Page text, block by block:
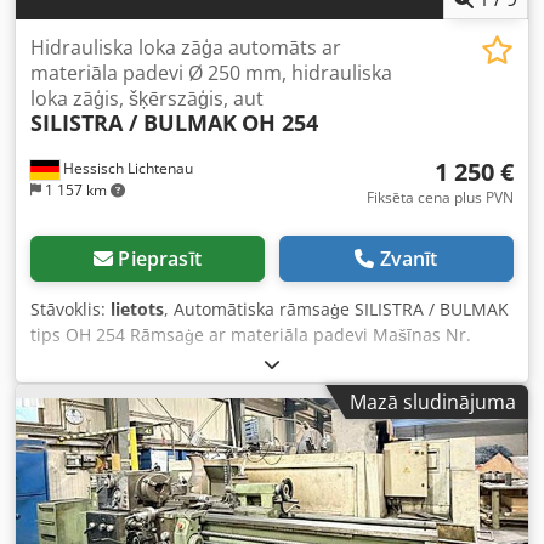
Hessisch Lichtenau
1 157 km
Hidrauliska loka zāģa automāts ar
materiāla padevi Ø 250 mm, hidrauliska
loka zāģis, šķērszāģis, aut
SILISTRA / BULMAK OH 254
1 250 €
Fiksēta cena plus PVN
Pieprasīt Zvanīt
Stāvoklis: lietots, Automātiska rāmsaģe SILISTRA / BULMAK
tips OH 254 Rāmsaģe ar materiāla padevi Mašīnas Nr.
862919 Ražošanas gads: 1986 Zāģēšanas diapazons - apaļš
Ø 250 mm Zāģēšanas diapazons - kvadrāts 250 x 250 mm
Griešanas ātrums 40 - 50 - 63 - 80 - 100 - 125 dubļi/min.
Zāģa asmens garums 450 mm Motora jauda 1,5 un 2,2 kW,
pārslēdzams polu skaits Tīkla pieslēgums 380 volti, 50 Hz
Dwedpfjwb Hxvex Alaja - Lineārs griezuma automāts tikai
90° griezumiem - Zāģēšanas motors ar 2 ātrumiem un 3
ķīļsiksnu pakāpēm - Rāmsaģes rāmis ar hidraulisku
Mazā sludinājuma